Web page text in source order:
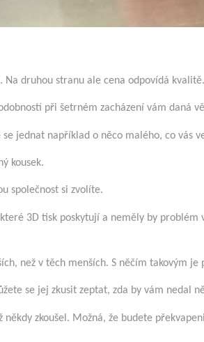
Na druhou stranu ale cena odpovídá kvalitě.
při šetrném zacházení vám daná
jednat například o něco malého, co vás
kousek.
společnost si zvolíte.
3D tisk poskytují a neměly by
než v těch menších. S něčím takovým je
se jej zkusit zeptat, zda by vám nedal
zkoušel. Možná, že budete